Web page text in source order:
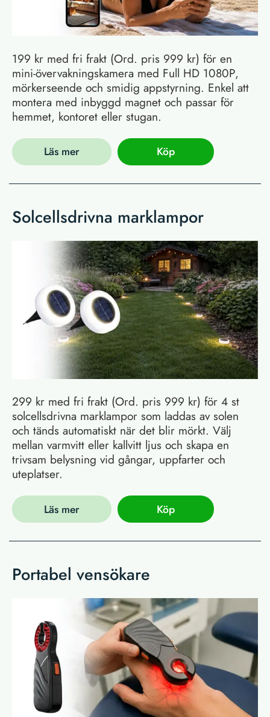
199 kr med fri frakt (Ord. pris 999 kr) för en
mini-övervakningskamera med Full HD 1080P,
mörkerseende och smidig appstyrning. Enkel att
montera med inbyggd magnet och passar för
hemmet, kontoret eller stugan.
Läs mer Köp
Solcellsdrivna marklampor
299 kr med fri frakt (Ord. pris 999 kr) för 4 st
solcellsdrivna marklampor som laddas av solen
och tänds automatiskt när det blir mörkt. Välj
mellan varmvitt eller kallvitt ljus och skapa en
trivsam belysning vid gångar, uppfarter och
uteplatser.
Läs mer Köp
Portabel vensökare